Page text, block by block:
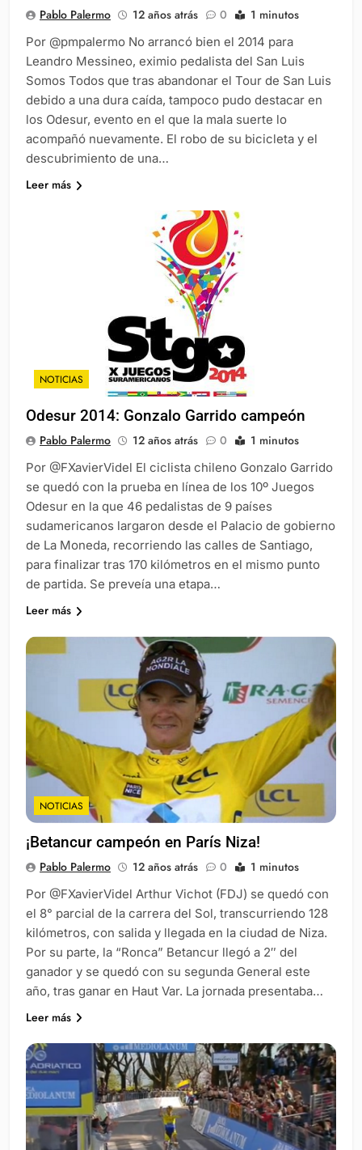
Pablo Palermo 12 años atrás 0 1 minutos
Por @pmpalermo No arrancó bien el 2014 para
Leandro Messineo, eximio pedalista del San Luis
Somos Todos que tras abandonar el Tour de San Luis
debido a una dura caída, tampoco pudo destacar en
los Odesur, evento en el que la mala suerte lo
acompañó nuevamente. El robo de su bicicleta y el
descubrimiento de una…
Leer más
NOTICIAS
Odesur 2014: Gonzalo Garrido campeón
Pablo Palermo 12 años atrás 0 1 minutos
Por @FXavierVidel El ciclista chileno Gonzalo Garrido
se quedó con la prueba en línea de los 10º Juegos
Odesur en la que 46 pedalistas de 9 países
sudamericanos largaron desde el Palacio de gobierno
de La Moneda, recorriendo las calles de Santiago,
para finalizar tras 170 kilómetros en el mismo punto
de partida. Se preveía una etapa…
Leer más
NOTICIAS
¡Betancur campeón en París Niza!
Pablo Palermo 12 años atrás 0 1 minutos
Por @FXavierVidel Arthur Vichot (FDJ) se quedó con
el 8° parcial de la carrera del Sol, transcurriendo 128
kilómetros, con salida y llegada en la ciudad de Niza.
Por su parte, la “Ronca” Betancur llegó a 2″ del
ganador y se quedó con su segunda General este
año, tras ganar en Haut Var. La jornada presentaba…
Leer más